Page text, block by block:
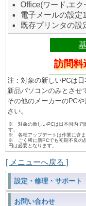
Office(ワード,エ
電子メールの設定
既存プリンタの設
基
訪問
注：対象の新しいPCは
新品パソコンのみとさせ
その他のメーカーのPC
さい。
※ 対象の新しいPCは日本国内で
す。
※ 各種アップデートは作業に含ま
※ ごく稀に新PCでも初期不良の
円は必要となります。
[ メニューへ戻る ]
設定・修理・サポート
お問い合わせ